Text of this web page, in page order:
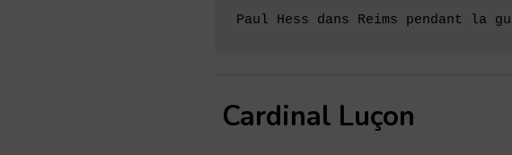
Paul Hess dans Reims pendant la
Cardinal Luçon